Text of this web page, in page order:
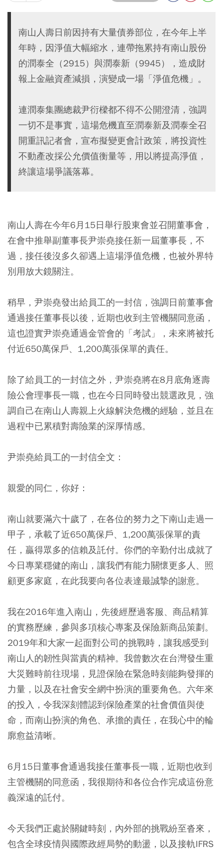
南山人壽日前因持有大量債券部位，在今年上半
年時，因淨值大幅縮水，連帶拖累持有南山股份
的潤泰全（2915）與潤泰新（9945），造成財
報上金融資產減損，演變成一場「淨值危機」。
連潤泰集團總裁尹衍樑都不得不公開澄清，強調
一切不是事實，這場危機直至潤泰新及潤泰全召
開重訊記者會，宣布擬變更會計政策，將投資性
不動產改採公允價值衡量等，用以將提高淨值，
終讓這場爭議落幕。
南山人壽在今年6月15日舉行股東會並召開董事會，
在會中推舉副董事長尹崇堯接任新一屆董事長，不
過，接任後沒多久卻遇上這場淨值危機，也被外界特
別用放大鏡關注。
稍早，尹崇堯發出給員工的一封信，強調日前董事會
通過接任董事長以後，近期也收到主管機關同意函，
這也證實尹崇堯通過金管會的「考試」，未來將被托
付近650萬保戶、1,200萬張保單的責任。
除了給員工的一封信之外，尹崇堯將在8月底角逐壽
險公會理事長一職，也在今日同時發出競選政見，強
調自己在南山人壽親上火線解決危機的經驗，並且在
過程中已累積對壽險業的深厚情感。
尹崇堯給員工的一封信全文：
親愛的同仁，你好：
南山就要滿六十歲了，在各位的努力之下南山走過一
甲子，承載了近650萬保戶、1,200萬張保單的責
任，贏得眾多的信賴及託付。你們的辛勤付出成就了
今日專業穩健的南山，讓我們有能力關懷更多人、照
顧更多家庭，在此我要向各位表達最誠摯的謝意。
我在2016年進入南山，先後經歷過客服、商品精算
的實務歷練，參與多項核心專案及保險新商品策劃。
2019年和大家一起面對公司的挑戰時，讓我感受到
南山人的韌性與當責的精神。我曾數次在台灣發生重
大災難時前往現場，見證保險在緊急時刻能夠發揮的
力量，以及在社會安全網中扮演的重要角色。六年來
的投入，令我深刻體認到保險產業的社會價值與使
命，而南山扮演的角色、承擔的責任，在我心中的輪
廓愈益清晰。
6月15日董事會通過我接任董事長一職，近期也收到
主管機關的同意函，我很期待和各位合作完成這份意
義深遠的託付。
今天我們正處於關鍵時刻，內外部的挑戰紛至沓來，
包含全球疫情與國際政經局勢的動盪，以及接軌IFRS